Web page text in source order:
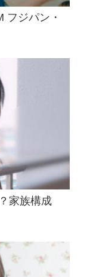
フジパン・
家族構成